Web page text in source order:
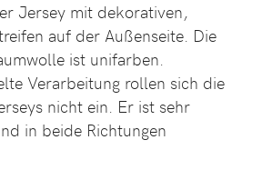
Jersey mit dekorativen,
auf der Außenseite. Die
ist unifarben.
Verarbeitung rollen sich die
nicht ein. Er ist sehr
in beide Richtungen